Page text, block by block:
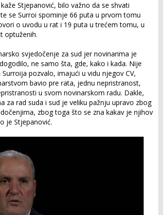
Stjepanović, bilo važno da se shvati
se Surroi spominje 66 puta u prvom tomu
o uvodu u rat i 19 puta u trećem tomu, u
optuženih.
svjedočenje za sud jer novinarima je
ne samo šta, gde, kako i kada. Nije
pozvalo, imajući u vidu njegov CV,
bavio pre rata, jednu nepristranost,
u svom novinarskom radu. Dakle,
za rad suda i sud je veliku pažnju upravo zbog
zbog toga što se zna kakav je njihov
je Stjepanović.